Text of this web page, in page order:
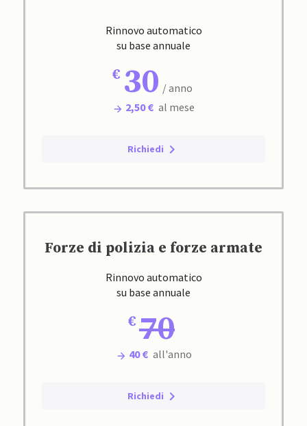
Rinnovo automatico
su base annuale
30 / anno
2,50 € al mese
Richiedi
Forze di polizia e forze armate
Rinnovo automatico
su base annuale
70
40 € all'anno
Richiedi